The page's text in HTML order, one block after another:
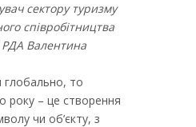
сектору туризму
співробітництва
РДА Валентина
то
року – це створення
чи об’єкту, з